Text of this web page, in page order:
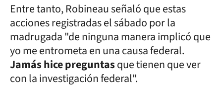
Entre tanto, Robineau señaló que estas
acciones registradas el sábado por la
madrugada "de ninguna manera implicó que
yo me entrometa en una causa federal.
Jamás hice preguntasque tienen que ver
con la investigación federal".